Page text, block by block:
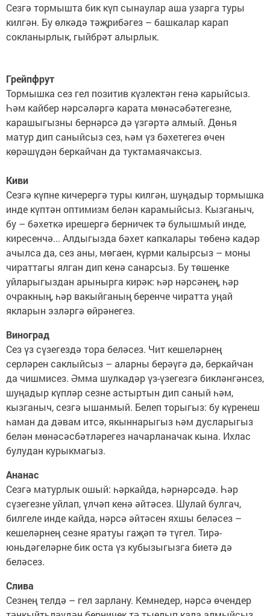
Сезгә тормышта бик күп сынаулар аша узарга туры
килгән. Бу өлкәдә тәҗрибәгез – башкалар карап
сокланырлык, гыйбрәт алырлык.
Грейпфрут
Тормышка сез гел позитив күзлектән генә карыйсыз.
Һәм кайбер нәрсәләргә карата мөнәсәбәтегезне,
карашыгызны бернәрсә дә үзгәртә алмый. Дөнья
матур дип саныйсыз сез, һәм үз бәхетегез өчен
көрәшүдән беркайчан да туктамаячаксыз.
Киви
Сезгә күпне кичерергә туры килгән, шуңадыр тормышка
инде күптән оптимизм белән карамыйсыз. Кызганыч,
бу – бәхеткә ирешергә берничек тә булышмый инде,
киресенчә... Алдыгызда бәхет капкалары төбенә кадәр
ачылса да, сез аны, мөгаен, күрми калырсыз – моны
чираттагы ялган дип кенә санарсыз. Бу төшенке
уйларыгыздан арынырга кирәк: һәр нәрсәнең, һәр
очракның, һәр вакыйганың беренче чиратта уңай
якларын эзләргә өйрәнегез.
Виноград
Сез үз сүзегездә тора беләсез. Чит кешеләрнең
серләрен саклыйсыз – аларны берәүгә дә, беркайчан
да чишмисез. Әмма шулкадәр үз-үзегезгә бикләнгәнсез,
шуңадыр күпләр сезне астыртын дип саный һәм,
кызганыч, сезгә ышанмый. Белеп торыгыз: бу күренеш
һаман да дәвам итсә, якыннарыгыз һәм дусларыгыз
белән мөнәсәсбәтләрегез начарланачак кына. Ихлас
булудан курыкмагыз.
Ананас
Сезгә матурлык ошый: һәркайда, һәрнәрсәдә. Һәр
сүзегезне уйлап, үлчәп кенә әйтәсез. Шулай булгач,
билгеле инде кайда, нәрсә әйтәсен яхшы беләсез –
кешеләрнең сезне яратуы гаҗәп тә түгел. Тирә-
юньдәгеләрне бик оста үз кубызыгызга биетә дә
беләсез.
Слива
Сезнең телдә – гел зарлану. Кемнедер, нәрсә өчендер